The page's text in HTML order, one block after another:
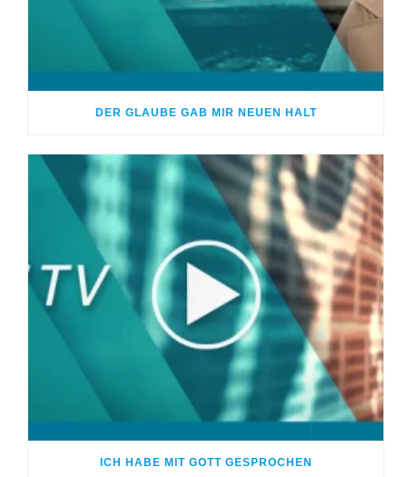
DER GLAUBE GAB MIR NEUEN HALT
ICH HABE MIT GOTT GESPROCHEN